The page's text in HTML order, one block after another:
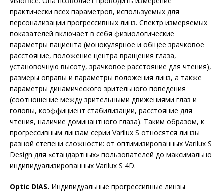
практически всех параметров, используемых для
персонализации прогрессивных линз. Спектр измеряемых
показателей включает в себя физиологические
параметры пациента (монокулярное и общее зрачковое
расстояние, положение центра вращения глаза,
установочную высоту, зрачковое расстояние для чтения),
размеры оправы и параметры положения линз, а также
параметры динамического зрительного поведения
(соотношение между зрительными движениями глаз и
головы, коэффициент стабилизации, расстояние для
чтения, наличие доминантного глаза). Таким образом, к
прогрессивным линзам серии Varilux S относятся линзы
разной степени сложности: от оптимизированных Varilux S
Design для «стандартных» пользователей до максимально
индивидуализированных Varilux S 4D.
Optic DIAS. Индивидуальные прогрессивные линзы